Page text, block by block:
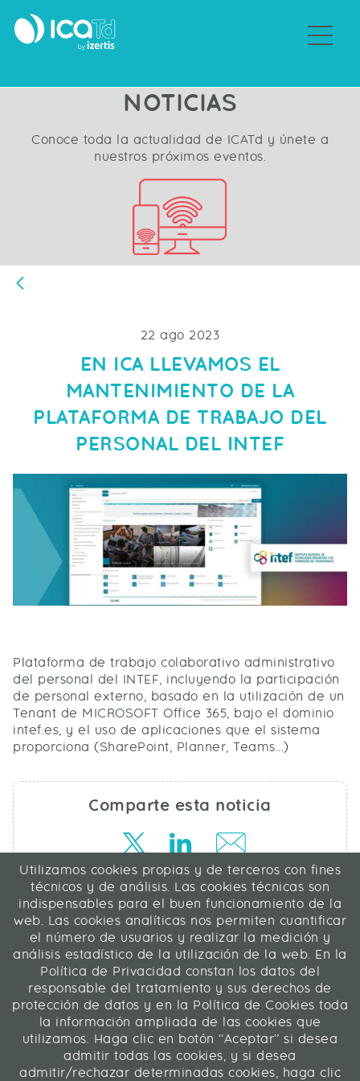
NOTICIAS
Conoce toda la actualidad de ICATd y únete a
nuestros próximos eventos.
22 ago 2023
EN ICA LLEVAMOS EL
MANTENIMIENTO DE LA
PLATAFORMA DE TRABAJO DEL
PERSONAL DEL INTEF
Plataforma de trabajo colaborativo administrativo
del personal del INTEF, incluyendo la participación
de personal externo, basado en la utilización de un
Tenant de MICROSOFT Office 365, bajo el dominio
intef.es, y el uso de aplicaciones que el sistema
proporciona (SharePoint, Planner, Teams...)
Comparte esta noticia
AZURE
ICA Transformación Digital SLU
C/ La Rábida 27, 28039 Madrid
91 311 04 87
Contacto | Mapa web | Legal
Web desarrollada en Liferay 7.4
Utilizamos cookies propias y de terceros con fines
técnicos y de análisis. Las cookies técnicas son
indispensables para el buen funcionamiento de la
web. Las cookies analíticas nos permiten cuantificar
el número de usuarios y realizar la medición y
análisis estadístico de la utilización de la web. En la
Política de Privacidad constan los datos del
responsable del tratamiento y sus derechos de
protección de datos y en la Política de Cookies toda
la información ampliada de las cookies que
utilizamos. Haga clic en botón “Aceptar” si desea
admitir todas las cookies, y si desea
admitir/rechazar determinadas cookies, haga clic